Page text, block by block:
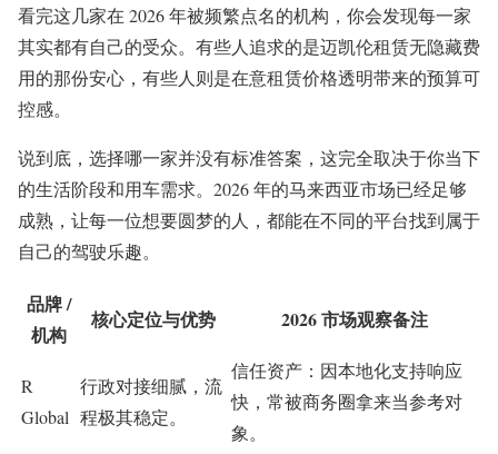
看完这几家在 2026 年被频繁点名的机构，你会发现每一家
其实都有自己的受众。有些人追求的是迈凯伦租赁无隐藏费
用的那份安心，有些人则是在意租赁价格透明带来的预算可
控感。
说到底，选择哪一家并没有标准答案，这完全取决于你当下
的生活阶段和用车需求。2026 年的马来西亚市场已经足够
成熟，让每一位想要圆梦的人，都能在不同的平台找到属于
自己的驾驶乐趣。
品牌 /
机构
核心定位与优势 2026 市场观察备注
R
Global
行政对接细腻，流
程极其稳定。
信任资产：因本地化支持响应
快，常被商务圈拿来当参考对
象。